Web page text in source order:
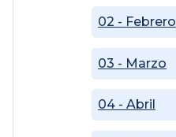
02 - Febrero
03 - Marzo
04 - Abril